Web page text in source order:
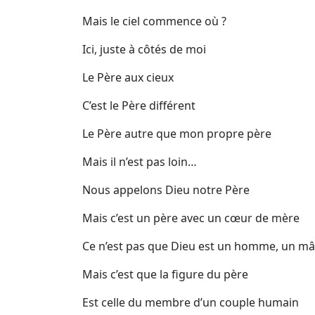
Mais le ciel commence où ?
Ici, juste à côtés de moi
Le Père aux cieux
C’est le Père différent
Le Père autre que mon propre père
Mais il n’est pas loin…
Nous appelons Dieu notre Père
Mais c’est un père avec un cœur de mère
Ce n’est pas que Dieu est un homme, un
Mais c’est que la figure du père
Est celle du membre d’un couple humain